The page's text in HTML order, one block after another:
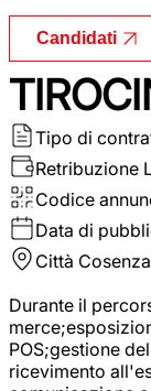
Candidati
Tipo di
Retribuzione
Codice
Data di
Città Cosenza
Durante il
POS;gestione
ricevimento